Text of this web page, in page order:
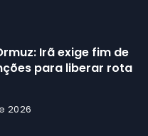
Irã exige fim de
para liberar rota
2026